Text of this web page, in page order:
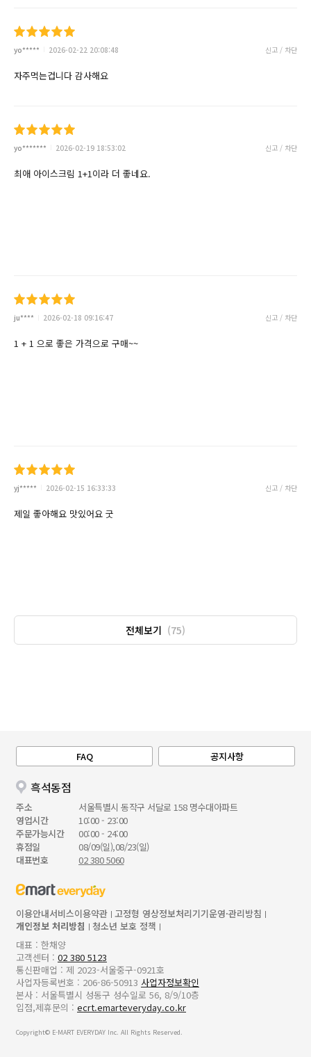
yo***** 2026-02-22 20:08:48 신고 / 차단
자주먹는겁니다 감사해요
yo******* 2026-02-19 18:53:02 신고 / 차단
최애 아이스크림 1+1이라 더 좋네요.
ju**** 2026-02-18 09:16:47 신고 / 차단
1 + 1 으로 좋은 가격으로 구매~~
yj***** 2026-02-15 16:33:33 신고 / 차단
제일 좋아해요 맛있어요 굿
전체보기 (75)
FAQ 공지사항
흑석동점
주소
서울특별시 동작구 서달로 158 명수대아파트
영업시간
10:00 - 23:00
주문가능시간
00:00 - 24:00
휴점일
08/09(일),08/23(일)
대표번호
02 380 5060
이용안내서비스이용약관 고정형 영상정보처리기기운영·관리방침
개인정보 처리방침
청소년 보호 정책
대표 : 한채양
고객센터 : 02 380 5123
통신판매업 : 제 2023-서울중구-0921호
사업자등록번호 : 206-86-50913 사업자정보확인
본사 : 서울특별시 성동구 성수일로 56, 8/9/10층
입점,제휴문의 : ecrt.emarteveryday.co.kr
Copyright© E-MART EVERYDAY Inc. All Rights Reserved.